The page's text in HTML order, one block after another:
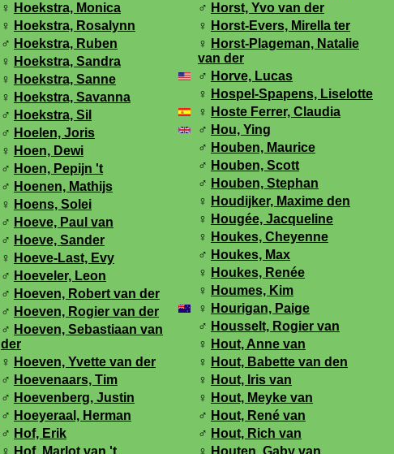
♀ Hoekstra, Monica
♀ Hoekstra, Rosalynn
♂ Hoekstra, Ruben
♀ Hoekstra, Sandra
♀ Hoekstra, Sanne
♀ Hoekstra, Savanna
♂ Hoekstra, Sil
♂ Hoelen, Joris
♀ Hoen, Dewi
♂ Hoen, Pepijn 't
♂ Hoenen, Mathijs
♀ Hoens, Solei
♂ Hoeve, Paul van
♂ Hoeve, Sander
♀ Hoeve-Last, Evy
♂ Hoeveler, Leon
♂ Hoeven, Robert van der
♂ Hoeven, Rogier van der
♂ Hoeven, Sebastiaan van
der
♀ Hoeven, Yvette van der
♂ Hoevenaars, Tim
♂ Hoevenberg, Justin
♂ Hoeyeraal, Herman
♂ Hof, Erik
♀ Hof, Marlot van 't
♂ Horst, Yvo van der
♀ Horst-Evers, Mirella ter
♀ Horst-Plageman, Natalie
van der
♂ Horve, Lucas
♀ Hospel-Spapens, Liselotte
♀ Hoste Ferrer, Claudia
♂ Hou, Ying
♂ Houben, Maurice
♂ Houben, Scott
♂ Houben, Stephan
♀ Houdijker, Maxime den
♀ Hougée, Jacqueline
♀ Houkes, Cheyenne
♂ Houkes, Max
♀ Houkes, Renée
♀ Houmes, Kim
♀ Hourigan, Paige
♂ Housselt, Rogier van
♀ Hout, Anne van
♀ Hout, Babette van den
♀ Hout, Iris van
♀ Hout, Meyke van
♂ Hout, René van
♂ Hout, Rich van
♀ Houten, Gaby van